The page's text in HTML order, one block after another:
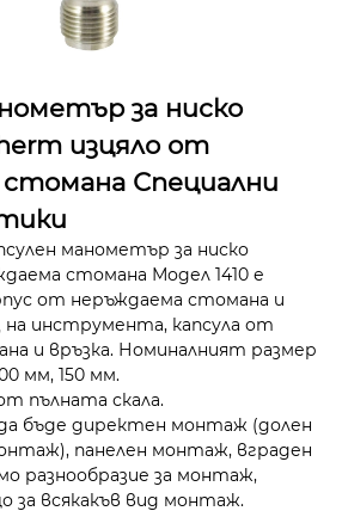
за ниско
изцяло от
Специални
манометър за ниско
стомана Модел 1410 е
от неръждаема стомана и
инструмента, капсула от
и връзка. Номиналният размер
мм, 150 мм.
пълната скала.
бъде директен монтаж (долен
панелен монтаж, вграден
разнообразие за монтаж,
за всякакъв вид монтаж.